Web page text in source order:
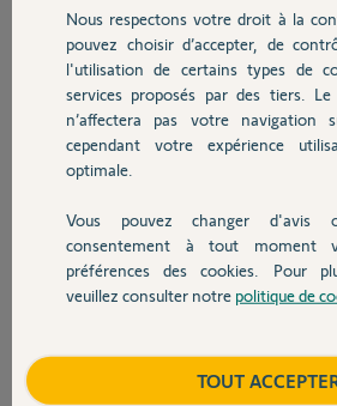
Chauffage
Autres produits
Devis avec un pro
Contact
Merci,
il y a environ 2 mois
Participer au fil de
Réponses
Bonne journée
Nous respectons votre droit à la
pouvez choisir d’accepter, de
l'utilisation de certains types de
services proposés par des tiers.
n’affectera pas votre navigation
cependant votre expérience
optimale.
Vous pouvez changer d'avis
consentement à tout moment
préférences des cookies. Pour
veuillez consulter notre politique de
TOUT